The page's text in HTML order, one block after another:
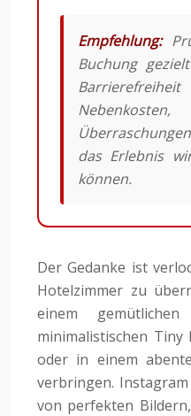
Empfehlung:
Buchung
das Erlebnis
können.
Der Gedanke ist
Hotelzimmer zu
einem
minimalistischen
oder in einem
verbringen.
von perfekten